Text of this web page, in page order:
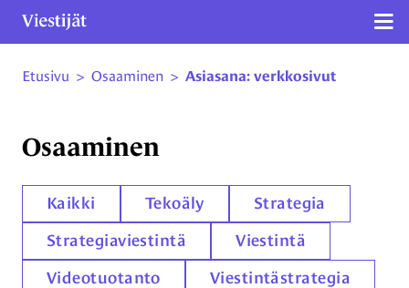
Etusivu > Osaaminen > Asiasana: verkkosivut
Osaaminen
Kaikki Tekoäly Strategia
Strategiaviestintä Viestintä
Videotuotanto Viestintästrategia